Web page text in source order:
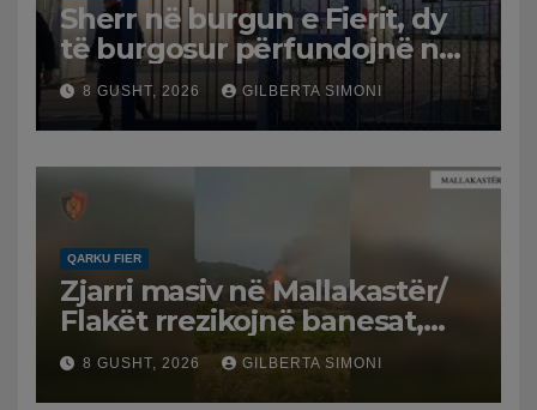
Sherr në burgun e Fierit, dy
të burgosur përfundojnë në
spital
8 GUSHT, 2026 GILBERTA SIMONI
QARKU FIER
Zjarri masiv në Mallakastër/
Flakët rrezikojnë banesat,
Policia evakuon disa familje
në Koilac
8 GUSHT, 2026 GILBERTA SIMONI